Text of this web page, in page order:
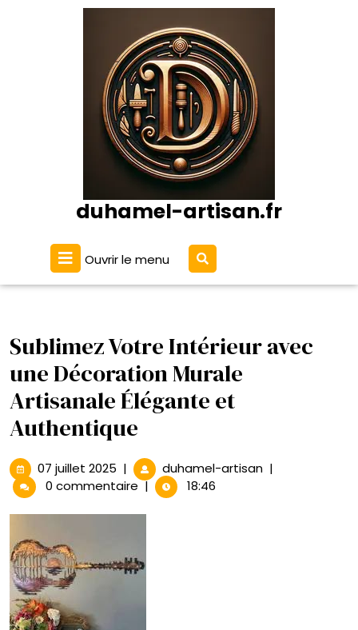
duhamel-artisan.fr
Ouvrir le menu Ouvrir
le
menu
Sublimez Votre Intérieur avec
une Décoration Murale
Artisanale Élégante et
Authentique
07 juillet 2025 07
juillet
| duhamel-artisanSublimez
|
0 commentaire | 18:46